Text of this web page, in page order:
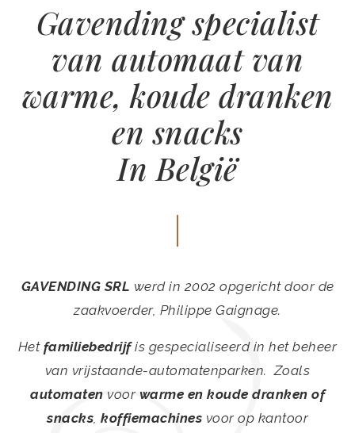
Gavending specialist
van automaat van
warme, koude dranken
en snacks
In België
GAVENDING SRL werd in 2002 opgericht door de
zaakvoerder, Philippe Gaignage.
Hetfamiliebedrijfis gespecialiseerd in het beheer
van vrijstaande-automatenparken. Zoals
automaten voor warme en koude dranken of
snacks, koffiemachines voor op kantoor